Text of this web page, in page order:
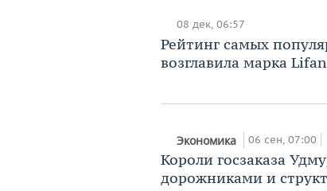
08 дек, 06:57
Рейтинг самых
возглавила марка Lifan
Экономика 06 сен, 07:00
Короли госзаказа
дорожниками и